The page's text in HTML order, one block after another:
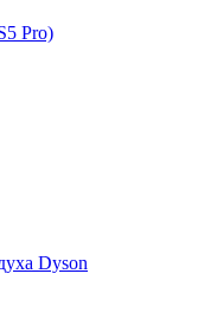
Pro)
Dyson